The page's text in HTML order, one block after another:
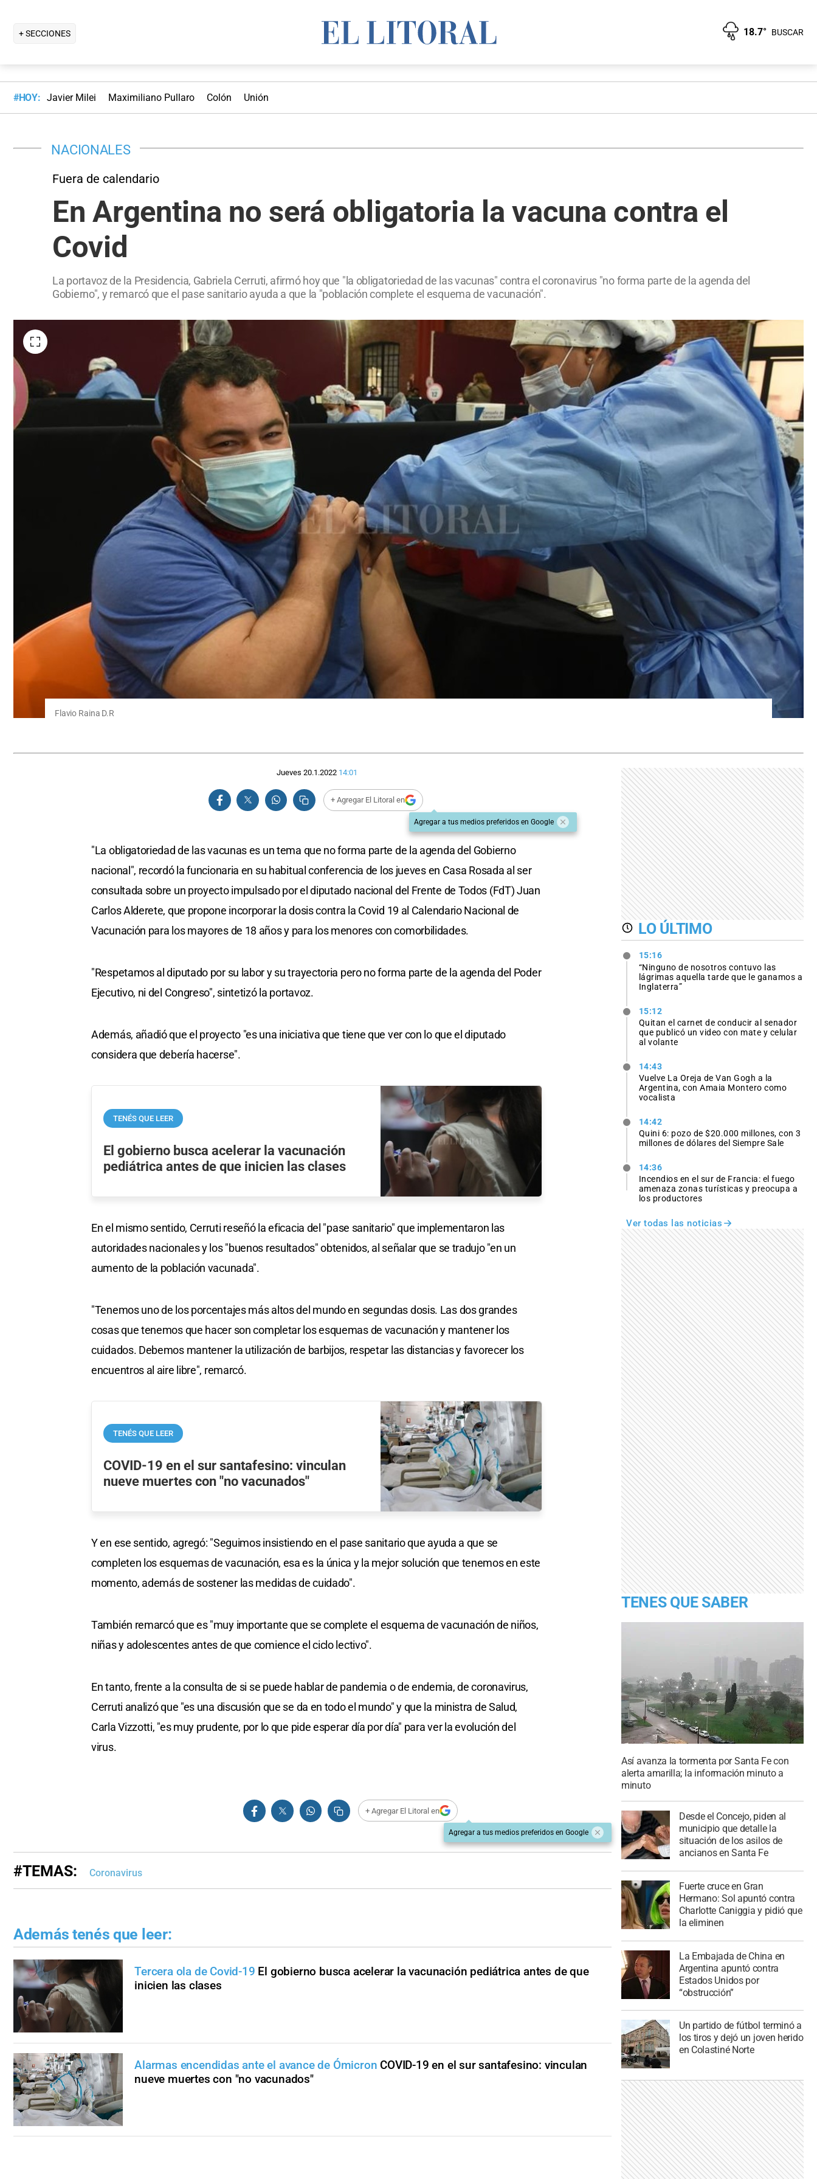
+ SECCIONES 18.7° BUSCAR
#HOY: Javier Milei Maximiliano Pullaro Colón Unión
NACIONALES
Fuera de calendario
En Argentina no será obligatoria la vacuna contra el
Covid
La portavoz de la Presidencia, Gabriela Cerruti, afirmó hoy que "la obligatoriedad de las vacunas" contra el coronavirus "no forma parte de la agenda del
Gobierno", y remarcó que el pase sanitario ayuda a que la "población complete el esquema de vacunación".
Flavio Raina D.R
Jueves 20.1.2022 14:01
+ Agregar El Litoral en
Agregar a tus medios preferidos en Google
"La obligatoriedad de las vacunas es un tema que no forma parte de la agenda del Gobierno
nacional", recordó la funcionaria en su habitual conferencia de los jueves en Casa Rosada al ser
consultada sobre un proyecto impulsado por el diputado nacional del Frente de Todos (FdT) Juan
Carlos Alderete, que propone incorporar la dosis contra la Covid 19 al Calendario Nacional de
Vacunación para los mayores de 18 años y para los menores con comorbilidades.
"Respetamos al diputado por su labor y su trayectoria pero no forma parte de la agenda del Poder
Ejecutivo, ni del Congreso", sintetizó la portavoz.
Además, añadió que el proyecto "es una iniciativa que tiene que ver con lo que el diputado
considera que debería hacerse".
TENÉS QUE LEER
El gobierno busca acelerar la vacunación
pediátrica antes de que inicien las clases
En el mismo sentido, Cerruti reseñó la eficacia del "pase sanitario" que implementaron las
autoridades nacionales y los "buenos resultados" obtenidos, al señalar que se tradujo "en un
aumento de la población vacunada".
"Tenemos uno de los porcentajes más altos del mundo en segundas dosis. Las dos grandes
cosas que tenemos que hacer son completar los esquemas de vacunación y mantener los
cuidados. Debemos mantener la utilización de barbijos, respetar las distancias y favorecer los
encuentros al aire libre", remarcó.
TENÉS QUE LEER
COVID-19 en el sur santafesino: vinculan
nueve muertes con "no vacunados"
Y en ese sentido, agregó: "Seguimos insistiendo en el pase sanitario que ayuda a que se
completen los esquemas de vacunación, esa es la única y la mejor solución que tenemos en este
momento, además de sostener las medidas de cuidado".
También remarcó que es "muy importante que se complete el esquema de vacunación de niños,
niñas y adolescentes antes de que comience el ciclo lectivo".
En tanto, frente a la consulta de si se puede hablar de pandemia o de endemia, de coronavirus,
Cerruti analizó que "es una discusión que se da en todo el mundo" y que la ministra de Salud,
Carla Vizzotti, "es muy prudente, por lo que pide esperar día por día" para ver la evolución del
virus.
+ Agregar El Litoral en
Agregar a tus medios preferidos en Google
#TEMAS: Coronavirus
Además tenés que leer:
Tercera ola de Covid-19 El gobierno busca acelerar la vacunación pediátrica antes de que
inicien las clases
Alarmas encendidas ante el avance de Ómicron COVID-19 en el sur santafesino: vinculan
nueve muertes con "no vacunados"
LO ÚLTIMO
15:16
“Ninguno de nosotros contuvo las
lágrimas aquella tarde que le ganamos a
Inglaterra”
15:12
Quitan el carnet de conducir al senador
que publicó un video con mate y celular
al volante
14:43
Vuelve La Oreja de Van Gogh a la
Argentina, con Amaia Montero como
vocalista
14:42
Quini 6: pozo de $20.000 millones, con 3
millones de dólares del Siempre Sale
14:36
Incendios en el sur de Francia: el fuego
amenaza zonas turísticas y preocupa a
los productores
Ver todas las noticias
TENES QUE SABER
Así avanza la tormenta por Santa Fe con
alerta amarilla; la información minuto a
minuto
Desde el Concejo, piden al
municipio que detalle la
situación de los asilos de
ancianos en Santa Fe
Fuerte cruce en Gran
Hermano: Sol apuntó contra
Charlotte Caniggia y pidió que
la eliminen
La Embajada de China en
Argentina apuntó contra
Estados Unidos por
“obstrucción”
Un partido de fútbol terminó a
los tiros y dejó un joven herido
en Colastiné Norte